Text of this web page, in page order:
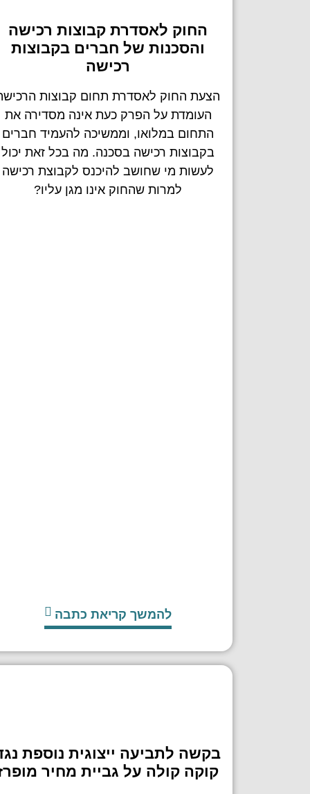
החוק לאסדרת קבוצות רכישה
והסכנות של חברים בקבוצות
רכישה
הצעת החוק לאסדרת תחום קבוצות
העומדת על הפרק כעת אינה מסדירה את
התחום במלואו, וממשיכה להעמיד חברים
בקבוצות רכישה בסכנה. מה בכל זאת יכול
לעשות מי שחושב להיכנס לקבוצת רכישה
למרות שהחוק אינו מגן עליו?
להמשך קריאת כתבה
בקשה לתביעה ייצוגית נוספת
קוקה קולה על גביית מחיר